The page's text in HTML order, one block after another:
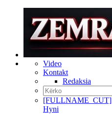
Video
Kontakt
Redaksia
[FULLNAME_CUT]
Hyni